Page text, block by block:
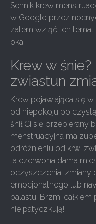
Sennik krew
w Google przez
zatem wziąć ten
oka!
Krew w
zwiastun
Krew pojawiająca się
od niepokoju po
śnił Ci się przebierany
menstruacyjna ma
odróżnieniu od krwi
ta czerwona dama
oczyszczenia, zmiany
emocjonalnego lub
balastu. Brzmi
nie patyczkują!